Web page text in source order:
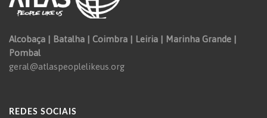
Alcobaça | Batalha | Coimbra | Leiria | Marinha Grande |
Pombal
geral@atlaspeoplelikeus.org
REDES SOCIAIS